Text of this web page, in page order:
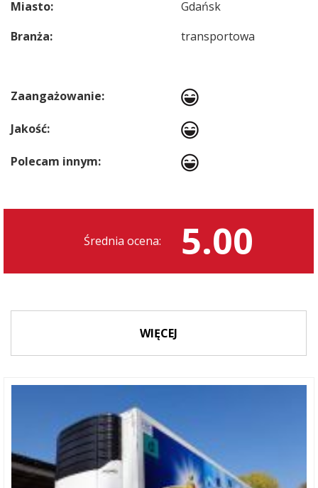
Miasto:
Gdańsk
Branża:
transportowa
Zaangażowanie:
Jakość:
Polecam innym:
Średnia ocena: 5.00
WIĘCEJ